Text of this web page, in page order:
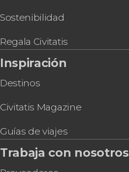
Sostenibilidad
Regala Civitatis
Inspiración
Destinos
Civitatis Magazine
Guías de viajes
Trabaja con nosotros